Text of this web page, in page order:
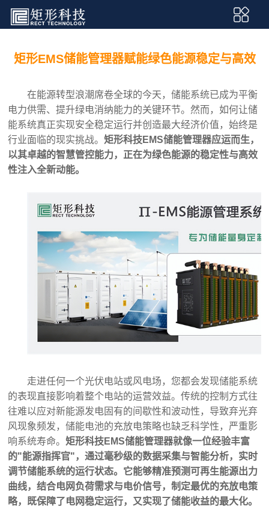
矩形EMS储能管理器赋能绿色能源稳定与高效
在能源转型浪潮席卷全球的今天，储能系统已成为平衡
电力供需、提升绿电消纳能力的关键环节。然而，如何让储
能系统真正实现安全稳定运行并创造最大经济价值，始终是
行业面临的现实挑战。矩形科技EMS储能管理器应运而生，
以其卓越的智慧管控能力，正在为绿色能源的稳定性与高效
性注入全新动能。
走进任何一个光伏电站或风电场，您都会发现储能系统
的表现直接影响着整个电站的运营效益。传统的控制方式往
往难以应对新能源发电固有的间歇性和波动性，导致弃光弃
风现象频发，储能电池的充放电策略也缺乏科学性，严重影
响系统寿命。矩形科技EMS储能管理器就像一位经验丰富
的"能源指挥官"，通过毫秒级的数据采集与智能分析，实时
调节储能系统的运行状态。它能够精准预测可再生能源出力
曲线，结合电网负荷需求与电价信号，制定最优的充放电策
略，既保障了电网稳定运行，又实现了储能收益的最大化。